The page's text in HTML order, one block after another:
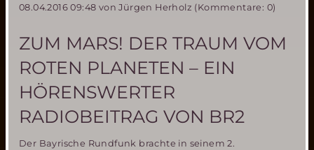
Robert
zu
Marsmissionsplänen
von
Elon
Musk
(Space
X)
08.04.2016 09:48 von Jürgen Herholz (Kommentare: 0)
ZUM MARS! DER TRAUM VOM
ROTEN PLANETEN – EIN
HÖRENSWERTER
RADIOBEITRAG VON BR2
Der Bayrische Rundfunk brachte in seinem 2.